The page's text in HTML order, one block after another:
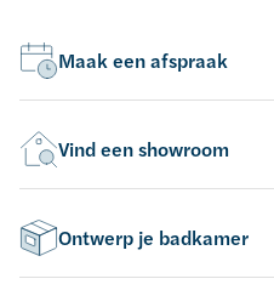
thermostatische inbouwkraan
Maak een afspraak
Vind een showroom
Ontwerp je badkamer